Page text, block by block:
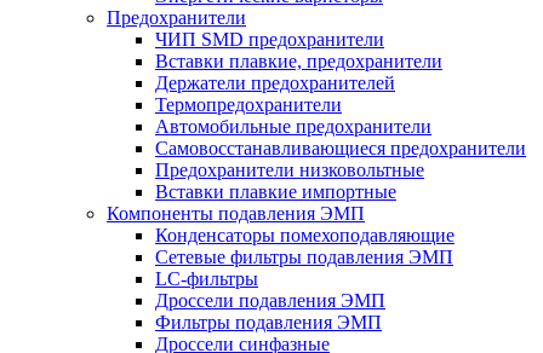
Предохранители
ЧИП SMD предохранители
Вставки плавкие, предохранители
Держатели предохранителей
Термопредохранители
Автомобильные предохранители
Самовосстанавливающиеся предохранители
Предохранители низковольтные
Вставки плавкие импортные
Компоненты подавления ЭМП
Конденсаторы помехоподавляющие
Сетевые фильтры подавления ЭМП
LC-фильтры
Дроссели подавления ЭМП
Фильтры подавления ЭМП
Дроссели синфазные